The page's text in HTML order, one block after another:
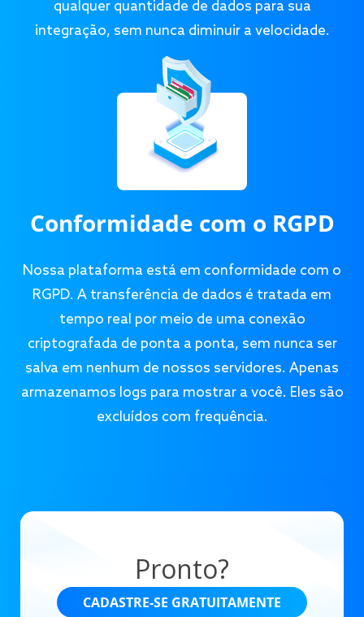
qualquer quantidade de dados para sua
integração, sem nunca diminuir a velocidade.
Conformidade com o RGPD
Nossa plataforma está em conformidade com o
RGPD. A transferência de dados é tratada em
tempo real por meio de uma conexão
criptografada de ponta a ponta, sem nunca ser
salva em nenhum de nossos servidores. Apenas
armazenamos logs para mostrar a você. Eles são
excluídos com frequência.
Pronto?
CADASTRE-SE GRATUITAMENTE